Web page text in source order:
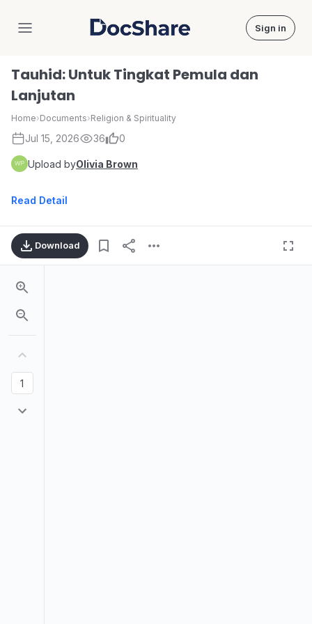
DocShare Sign in
Tauhid: Untuk Tingkat Pemula dan
Lanjutan
Home›Documents›Religion & Spirituality
Jul 15, 2026 36 0
Upload byOlivia Brown
Read Detail
Download